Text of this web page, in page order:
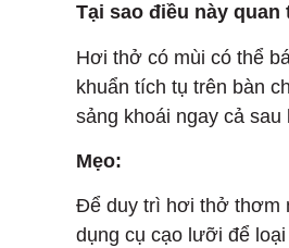
Tại sao điều này quan
Hơi thở có mùi có thể
khuẩn tích tụ trên bàn
sảng khoái ngay cả sau
Mẹo:
Để duy trì hơi thở thơm
dụng cụ cạo lưỡi để